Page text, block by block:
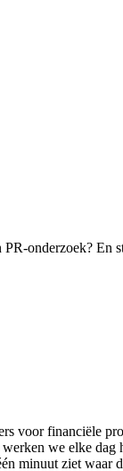
onderzoek? En
voor financiële
we elke
minuut ziet waar